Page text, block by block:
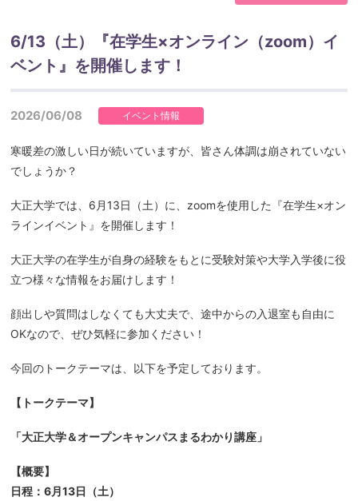
6/13（土）『在学生×オンライン（zoom）イ
ベント』を開催します！
2026/06/08 イベント情報
寒暖差の激しい日が続いていますが、皆さん体調は崩されていない
でしょうか？
大正大学では、6月13日（土）に、zoomを使用した『在学生×オン
ラインイベント』を開催します！
大正大学の在学生が自身の経験をもとに受験対策や大学入学後に役
立つ様々な情報をお届けします！
顔出しや質問はしなくても大丈夫で、途中からの入退室も自由に
OKなので、ぜひ気軽に参加ください！
今回のトークテーマは、以下を予定しております。
【トークテーマ】
「大正大学＆オープンキャンパスまるわかり講座」
【概要】
日程：6月13日（土）